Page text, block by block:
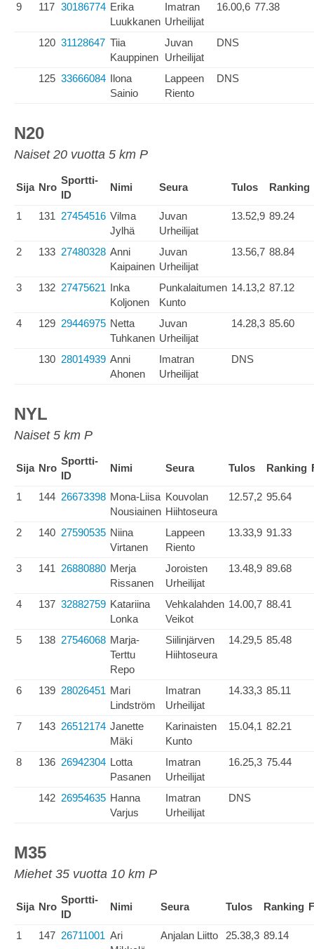
9 117 30186774 Erika
Luukkanen
Imatran
Urheilijat
16.00,6 77.38
120 31128647 Tiia
Kauppinen
Juvan
Urheilijat
DNS
125 33666084 Ilona
Sainio
Lappeen
Riento
DNS
N20
Naiset 20 vuotta 5 km P
Sija Nro
Sportti-
ID
Nimi Seura Tulos Ranking
1 131 27454516 Vilma
Jylhä
Juvan
Urheilijat
13.52,9 89.24
2 133 27480328 Anni
Kaipainen
Juvan
Urheilijat
13.56,7 88.84
3 132 27475621 Inka
Koljonen
Punkalaitumen
Kunto
14.13,2 87.12
4 129 29446975 Netta
Tuhkanen
Juvan
Urheilijat
14.28,3 85.60
130 28014939 Anni
Ahonen
Imatran
Urheilijat
DNS
NYL
Naiset 5 km P
Sija Nro
Sportti-
ID
Nimi Seura Tulos Ranking
1 144 26673398 Mona-Liisa
Nousiainen
Kouvolan
Hiihtoseura
12.57,2 95.64
2 140 27590535 Niina
Virtanen
Lappeen
Riento
13.33,9 91.33
3 141 26880880 Merja
Rissanen
Joroisten
Urheilijat
13.48,9 89.68
4 137 32882759 Katariina
Lonka
Vehkalahden
Veikot
14.00,7 88.41
5 138 27546068 Marja-
Terttu
Repo
Siilinjärven
Hiihtoseura
14.29,5 85.48
6 139 28026451 Mari
Lindström
Imatran
Urheilijat
14.33,3 85.11
7 143 26512174 Janette
Mäki
Karinaisten
Kunto
15.04,1 82.21
8 136 26942304 Lotta
Pasanen
Imatran
Urheilijat
16.25,3 75.44
142 26954635 Hanna
Varjus
Imatran
Urheilijat
DNS
M35
Miehet 35 vuotta 10 km P
Sija Nro
Sportti-
ID
Nimi Seura Tulos Ranking
1 147 26711001 Ari
Anjalan Liitto 25.38,3 89.14